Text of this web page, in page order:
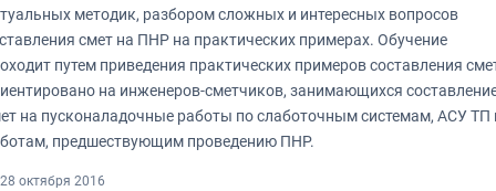
методик, разбором сложных и интересных вопросов
смет на ПНР на практических примерах. Обучение
путем приведения практических примеров составления
на инженеров-сметчиков, занимающихся
на пусконаладочные работы по слаботочным системам, АСУ ТП
предшествующим проведению ПНР.
28 октября 2016